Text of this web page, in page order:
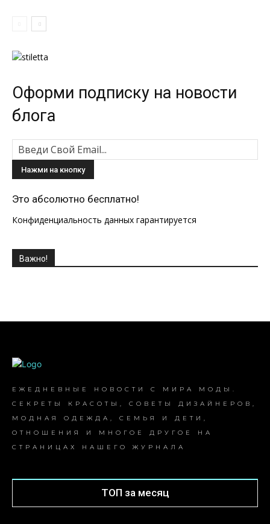
Оформи подписку на новости
блога
Это абсолютно бесплатно!
Конфиденциальность данных гарантируется
Важно!
ЕЖЕДНЕВНЫЕ НОВОСТИ С МИРА МОДЫ.
СЕКРЕТЫ КРАСОТЫ, СОВЕТЫ ДИЗАЙНЕРОВ,
МОДНАЯ ОДЕЖДА, СЕМЬЯ И ДЕТИ,
ОТНОШЕНИЯ И МНОГОЕ ДРУГОЕ НА
СТРАНИЦАХ НАШЕГО ЖУРНАЛА
ТОП за месяц